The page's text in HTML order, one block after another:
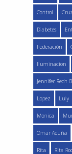
Control Cruz
Diabetes
Federación
Iluminacion
Jennifer Rech
Lopez Luly
Monica
Omar Acuña
Rita Rita